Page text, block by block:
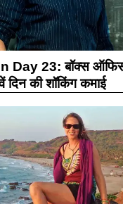
Day 23: बॉक्स
दिन की शॉकिंग कमाई